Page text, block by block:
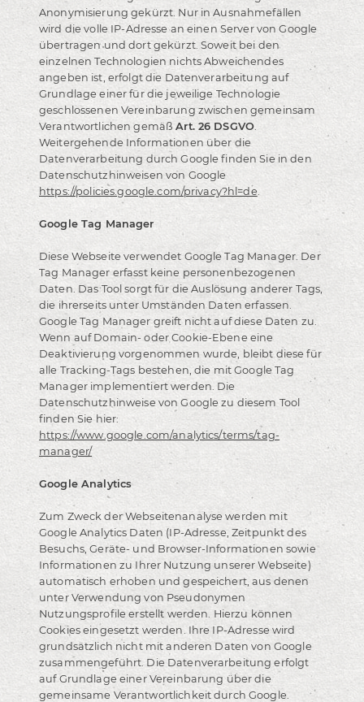
Anonymisierung gekürzt. Nur in Ausnahmefällen
wird die volle IP-Adresse an einen Server von Google
übertragen und dort gekürzt. Soweit bei den
einzelnen Technologien nichts Abweichendes
angeben ist, erfolgt die Datenverarbeitung auf
Grundlage einer für die jeweilige Technologie
geschlossenen Vereinbarung zwischen gemeinsam
Verantwortlichen gemäßArt. 26 DSGVO.
Weitergehende Informationen über die
Datenverarbeitung durch Google finden Sie in den
Datenschutzhinweisen von Google
https://policies.google.com/privacy?hl=de.
Google Tag Manager
Diese Webseite verwendet Google Tag Manager. Der
Tag Manager erfasst keine personenbezogenen
Daten. Das Tool sorgt für die Auslösung anderer Tags,
die ihrerseits unter Umständen Daten erfassen.
Google Tag Manager greift nicht auf diese Daten zu.
Wenn auf Domain- oder Cookie-Ebene eine
Deaktivierung vorgenommen wurde, bleibt diese für
alle Tracking-Tags bestehen, die mit Google Tag
Manager implementiert werden. Die
Datenschutzhinweise von Google zu diesem Tool
finden Sie hier:
https://www.google.com/analytics/terms/tag-
manager/
Google Analytics
Zum Zweck der Webseitenanalyse werden mit
Google Analytics Daten (IP-Adresse, Zeitpunkt des
Besuchs, Geräte- und Browser-Informationen sowie
Informationen zu Ihrer Nutzung unserer Webseite)
automatisch erhoben und gespeichert, aus denen
unter Verwendung von Pseudonymen
Nutzungsprofile erstellt werden. Hierzu können
Cookies eingesetzt werden. Ihre IP-Adresse wird
grundsätzlich nicht mit anderen Daten von Google
zusammengeführt. Die Datenverarbeitung erfolgt
auf Grundlage einer Vereinbarung über die
gemeinsame Verantwortlichkeit durch Google.